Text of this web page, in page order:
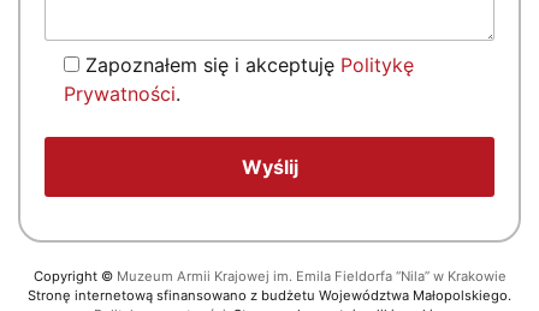
Zapoznałem się i akceptuję Politykę
Prywatności.
Copyright © Muzeum Armii Krajowej im. Emila Fieldorfa “Nila” w Krakowie
Stronę internetową sfinansowano z budżetu Województwa Małopolskiego.